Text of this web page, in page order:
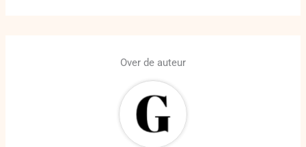
Over de auteur